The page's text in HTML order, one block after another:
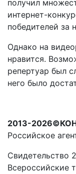
получил
интернет-
победителей за
Однако на
нравится.
репертуар был
него было
2013-
Российское
Свидетельство
Всероссийские